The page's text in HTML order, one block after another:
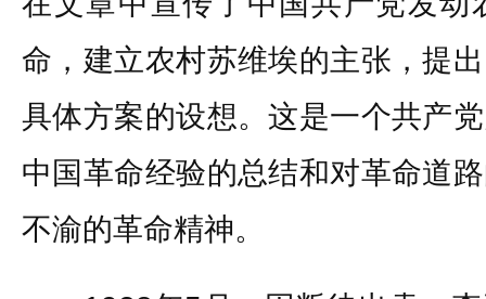
命，建立农村苏维埃的主张，提
具体方案的设想。这是一个共产
中国革命经验的总结和对革命道
不渝的革命精神。